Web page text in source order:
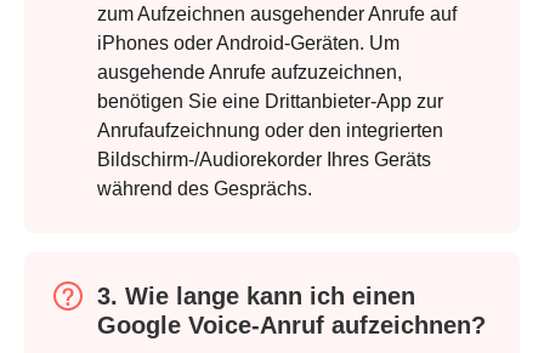
Schritt 3.
zum Aufzeichnen ausgehender Anrufe auf
iPhones oder Android-Geräten. Um
ausgehende Anrufe aufzuzeichnen,
benötigen Sie eine Drittanbieter-App zur
Anrufaufzeichnung oder den integrierten
Bildschirm-/Audiorekorder Ihres Geräts
während des Gesprächs.
3. Wie lange kann ich einen
Google Voice-Anruf aufzeichnen?